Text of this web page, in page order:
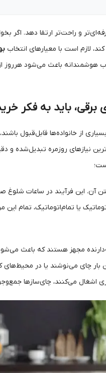
و راحت‌تر ارتقا دهد. اگر
لازم است با معیارهای انتخاب
هوشمندانه باعث می‌شود
باید به فکر
از خانواده‌ها قابل‌قبول
نیازهای روزمره تبدیل‌شده و
این فرآیند در ساعات شلوغ
یا تمام‌اتوماتیک، تمام
مجهز هستند که باعث
چای می‌نوشند یا در محیط‌های
اشغال می‌کنند، چای‌سازها